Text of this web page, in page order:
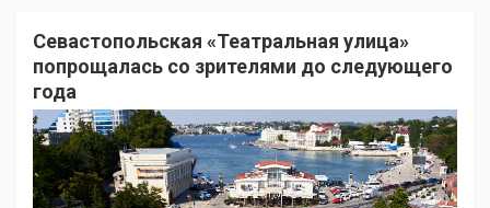
Севастопольская «Театральная улица»
попрощалась со зрителями до следующего
года